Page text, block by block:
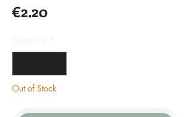
€2.20Price
Out of Stock